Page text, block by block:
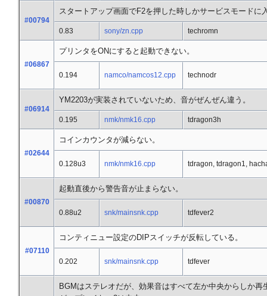
#00794
スタートアップ画面でF2を押した時しかサービスモードに
0.83 sony/zn.cpp techromn
#06867
プリンタをONにすると起動できない。
0.194 namco/namcos12.cpp technodr
#06914
YM2203が実装されていないため、音がぜんぜん違う。
0.195 nmk/nmk16.cpp tdragon3h
#02644
コインカウンタが減らない。
0.128u3 nmk/nmk16.cpp tdragon, tdragon1,
#00870
起動直後から警告音が止まらない。
0.88u2 snk/mainsnk.cpp tdfever2
#07110
コンティニュー設定のDIPスイッチが反転している。
0.202 snk/mainsnk.cpp tdfever
BGMはステレオだが、効果音はすべて左か中央からしか